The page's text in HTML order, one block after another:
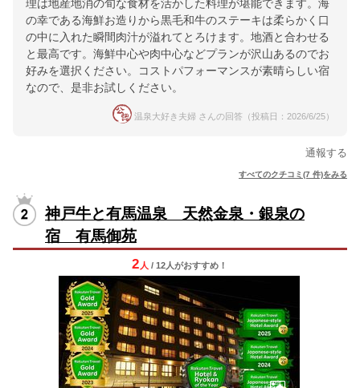
理は地産地消の旬な食材を活かした料理が堪能できます。海
の幸である海鮮お造りから黒毛和牛のステーキは柔らかく口
の中に入れた瞬間肉汁が溢れてとろけます。地酒と合わせる
と最高です。海鮮中心や肉中心などプランが沢山あるのでお
好みを選択ください。コストパフォーマンスが素晴らしい宿
なので、是非お試しください。
温泉大好き夫婦 さんの回答（投稿日：2026/6/25）
通報する
すべてのクチコミ(7 件)をみる
神戸牛と有馬温泉 天然金泉・銀泉の
宿 有馬御苑
2 人 / 12人がおすすめ！